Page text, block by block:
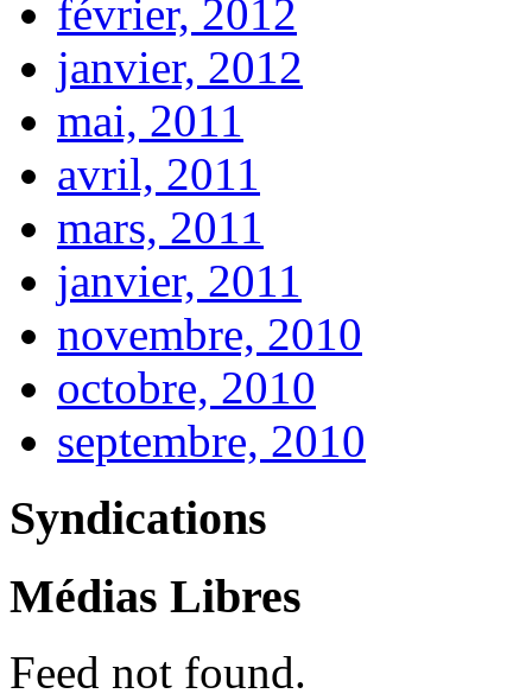
février, 2012
janvier, 2012
mai, 2011
avril, 2011
mars, 2011
janvier, 2011
novembre, 2010
octobre, 2010
septembre, 2010
Syndications
Médias Libres
Feed not found.